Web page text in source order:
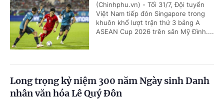
(Chinhphu.vn) - Tối 31/7, Đội tuyển
Việt Nam tiếp đón Singapore trong
khuôn khổ lượt trận thứ 3 bảng A
ASEAN Cup 2026 trên sân Mỹ Đình....
Long trọng kỷ niệm 300 năm Ngày sinh Danh
nhân văn hóa Lê Quý Đôn